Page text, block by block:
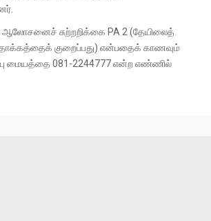
ஆலோசனைச் சுற்றறிக்கை PA 2 (தேயிலைத்
குறைப்பது) என்பதைக் காணவும்
மையத்தை 081-2244777 என்ற எண்ணில்